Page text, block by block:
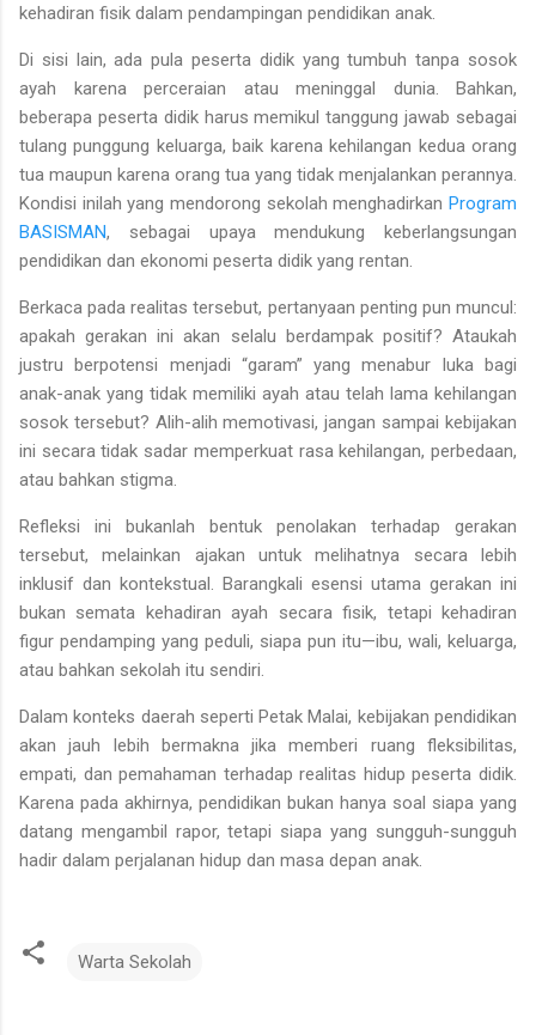
kehadiran fisik dalam pendampingan pendidikan anak.
Di sisi lain, ada pula peserta didik yang tumbuh tanpa sosok
ayah karena perceraian atau meninggal dunia . Bahkan,
beberapa peserta didik harus memikul tanggung jawab sebagai
tulang punggung keluarga, baik karena kehilangan kedua orang
tua maupun karena orang tua yang tidak menjalankan perannya.
Kondisi inilah yang mendorong sekolah menghadirkan Program
BASISMAN, sebagai upaya mendukung keberlangsungan
pendidikan dan ekonomi peserta didik yang rentan.
Berkaca pada realitas tersebut, pertanyaan penting pun muncul:
apakah gerakan ini akan selalu berdampak positif? Ataukah
justru berpotensi menjadi “garam” yang menabur luka bagi
anak-anak yang tidak memiliki ayah atau telah lama kehilangan
sosok tersebut? Alih-alih memotivasi, jangan sampai kebijakan
ini secara tidak sadar memperkuat rasa kehilangan, perbedaan,
atau bahkan stigma.
Refleksi ini bukanlah bentuk penolakan terhadap gerakan
tersebut, melainkan ajakan untuk melihatnya secara lebih
inklusif dan kontekstual . Barangkali esensi utama gerakan ini
bukan semata kehadiran ayah secara fisik, tetapi kehadiran
figur pendamping yang peduli, siapa pun itu—ibu, wali, keluarga,
atau bahkan sekolah itu sendiri.
Dalam konteks daerah seperti Petak Malai, kebijakan pendidikan
akan jauh lebih bermakna jika memberi ruang fleksibilitas,
empati, dan pemahaman terhadap realitas hidup peserta didik.
Karena pada akhirnya, pendidikan bukan hanya soal siapa yang
datang mengambil rapor, tetapi siapa yang sungguh-sungguh
hadir dalam perjalanan hidup dan masa depan anak.
Warta Sekolah